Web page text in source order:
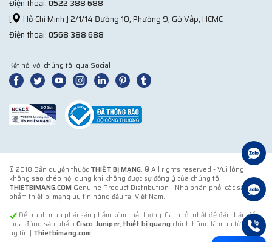
Điện thoại:0522 388 688
[
Hồ Chí Minh ] 2/1/14 Đường 10, Phường 9, Gò Vấp, HCMC
Điện thoại:0568 388 688
Kết nối với chúng tôi qua Social
© 2018 Bản quyền thuộc THIẾT BỊ MẠNG. ® All rights reserved - Vui lòng
không sao chép nội dung khi không được sự đồng ý của chúng tôi.
THIETBIMANG.COM Genuine Product Distribution - Nhà phân phối các sản
phẩm thiết bị mạng uy tín hàng đầu tại Việt Nam.
Để tránh mua phải sản phẩm kém chất lượng. Cách tốt nhất để đảm bảo để
mua đúng sản phẩm Cisco,Juniper, thiết bị quang chính hãng là mua từ đơn vị
uy tín | Thietbimang.com